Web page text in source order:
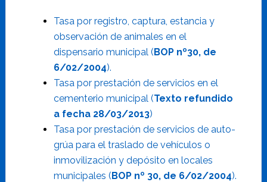
Tasa por registro, captura, estancia y
observación de animales en el
dispensario municipal (BOP nº30, de
6/02/2004).
Tasa por prestación de servicios en el
cementerio municipal (Texto refundido
a fecha 28/03/2013)
Tasa por prestación de servicios de auto-
grúa para el traslado de vehículos o
inmovilización y depósito en locales
municipales (BOP nº 30, de 6/02/2004).